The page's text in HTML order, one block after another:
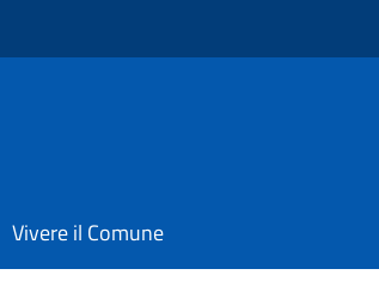
Vivere il Comune